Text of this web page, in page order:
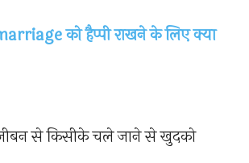
को हैप्पी राखने के लिए क्या
से किसीके चले जाने से खुदको